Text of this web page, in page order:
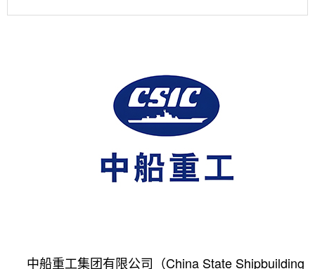
中船重工集团有限公司（China State Shipbuilding